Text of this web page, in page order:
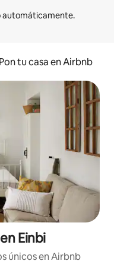
Pon tu casa en Airbnb
Einbi
únicos en Airbnb